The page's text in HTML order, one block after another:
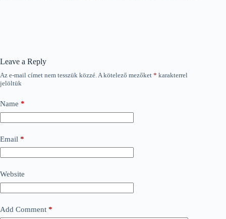
Leave a Reply
Az e-mail címet nem tesszük közzé.A kötelező mezőket * karakterrel
jelöltük
Name *
Email *
Website
Add Comment *